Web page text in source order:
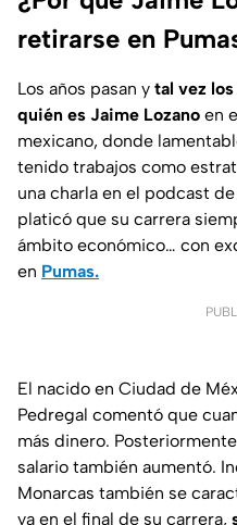
retirarse en
Los años pasan y tal vez
quién es Jaime Lozano en
mexicano, donde
tenido trabajos como
una charla en el podcast
platicó que su carrera
ámbito económico… con
en Pumas.
El nacido en Ciudad de
Pedregal comentó que
más dinero.
salario también aumentó.
Monarcas también se
ya en el final de su carrera,